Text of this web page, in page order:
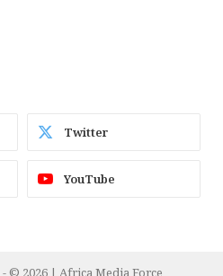
Twitter
YouTube
- © 2026 | Africa Media Force